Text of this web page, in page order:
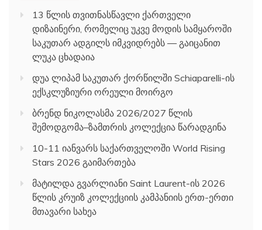
13 წლის თვითნასწავლი ქართველი
დიზაინერი, რომელიც უკვე მოდის სამყაროში
საკუთარ ადგილს იმკვიდრებს — გაიცანით
ლუკა ცხადაია
დუა ლიპამ საკუთარ ქორწილში Schiaparelli-ის
ექსკლუზიური ორეული მოირგო
ბრენდ ნიკოლასმა 2026/2027 წლის
შემოდგომა–ზამთრის კოლექცია წარადგინა
10-11 იანვარს საქართველოში World Rising
Stars 2026 გაიმართება
მატილდა გვარლიანი Saint Laurent-ის 2026
წლის კრუიზ კოლექციის კამპანიის ერთ-ერთი
მთავარი სახეა